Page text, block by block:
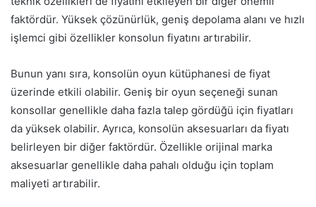
faktördür. Yüksek çözünürlük, geniş depolama alanı ve hızlı
işlemci gibi özellikler konsolun fiyatını artırabilir.
Bunun yanı sıra, konsolün oyun kütüphanesi de fiyat
üzerinde etkili olabilir. Geniş bir oyun seçeneği sunan
konsollar genellikle daha fazla talep gördüğü için fiyatları
da yüksek olabilir. Ayrıca, konsolün aksesuarları da fiyatı
belirleyen bir diğer faktördür. Özellikle orijinal marka
aksesuarlar genellikle daha pahalı olduğu için toplam
maliyeti artırabilir.